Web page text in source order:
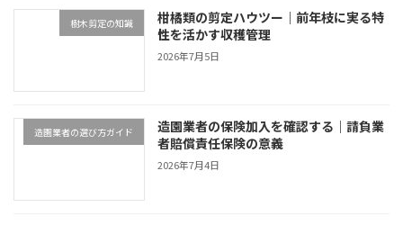
樹木剪定の知識
柑橘類の剪定ハウツー｜前年枝に実る特
性を活かす収穫管理
2026年7月5日
造園業者の選び方ガイド
造園業者の保険加入を確認する｜請負業
者賠償責任保険の意義
2026年7月4日